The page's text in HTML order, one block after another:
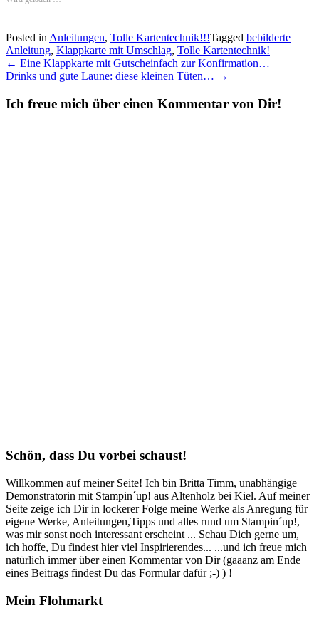
Posted in Anleitungen, Tolle Kartentechnik!!!Tagged bebilderte
Anleitung, Klappkarte mit Umschlag, Tolle Kartentechnik!
Post
navigation
← Eine Klappkarte mit Gutscheinfach zur Konfirmation…
Drinks und gute Laune: diese kleinen Tüten… →
Ich freue mich über einen Kommentar von Dir!
Schön, dass Du vorbei schaust!
Willkommen auf meiner Seite! Ich bin Britta Timm, unabhängige
Demonstratorin mit Stampin´up! aus Altenholz bei Kiel. Auf meiner
Seite zeige ich Dir in lockerer Folge meine Werke als Anregung für
eigene Werke, Anleitungen,Tipps und alles rund um Stampin´up!,
was mir sonst noch interessant erscheint ... Schau Dich gerne um,
ich hoffe, Du findest hier viel Inspirierendes... ...und ich freue mich
natürlich immer über einen Kommentar von Dir (gaaanz am Ende
eines Beitrags findest Du das Formular dafür ;-) ) !
Mein Flohmarkt